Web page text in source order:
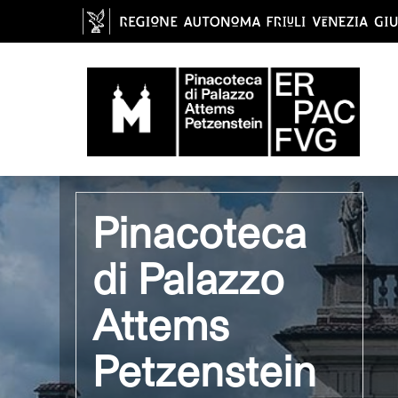
Pinacoteca di
Contenuti del sito
Pinacoteca
di Palazzo
Attems
Petzenstein